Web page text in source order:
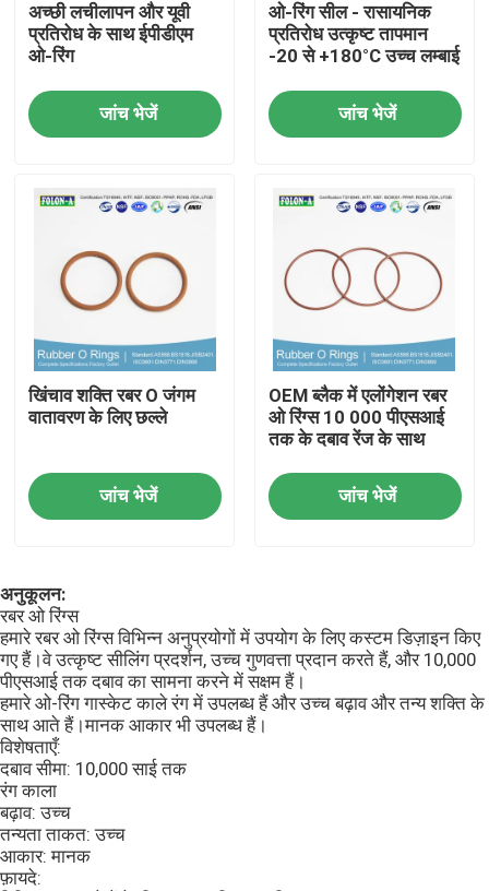
फैक्टरी यात्रा
गुणवत्ता नियंत्रण
समाचार
रबर ओ रिंग्स
डीआईएन 3869 प्रोफाइल रिंग्स
सिलिकॉन ओ रिंग्स
ईपीडीएम ओ रिंग्स
वॉलफॉर्म सील्स
कस्टम रबर पार्ट्स
अच्छी लचीलापन और यूवी
प्रतिरोध के साथ ईपीडीएम
ओ-रिंग
जांच भेजें
ओ-रिंग सील - रासायनिक
प्रतिरोध उत्कृष्ट तापमान
-20 से +180°C उच्च लम्बाई
जांच भेजें
खिंचाव शक्ति रबर O जंगम
वातावरण के लिए छल्ले
जांच भेजें
OEM ब्लैक में एलोंगेशन रबर
ओ रिंग्स 10 000 पीएसआई
तक के दबाव रेंज के साथ
जांच भेजें
अनुकूलन:
रबर ओ रिंग्स
हमारे रबर ओ रिंग्स विभिन्न अनुप्रयोगों में उपयोग के लिए कस्टम डिज़ाइन किए
गए हैं।वे उत्कृष्ट सीलिंग प्रदर्शन, उच्च गुणवत्ता प्रदान करते हैं, और 10,000
पीएसआई तक दबाव का सामना करने में सक्षम हैं।
हमारे ओ-रिंग गास्केट काले रंग में उपलब्ध हैं और उच्च बढ़ाव और तन्य शक्ति के
साथ आते हैं।मानक आकार भी उपलब्ध हैं।
विशेषताएँ:
दबाव सीमा: 10,000 साई तक
रंग काला
बढ़ाव: उच्च
तन्यता ताकत: उच्च
आकार: मानक
फ़ायदे: